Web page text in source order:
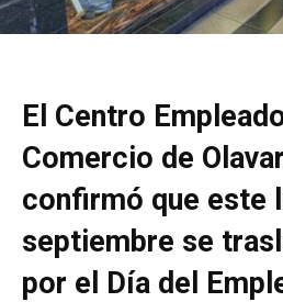
El Centro
Comercio de
confirmó que este
septiembre se
por el Día del